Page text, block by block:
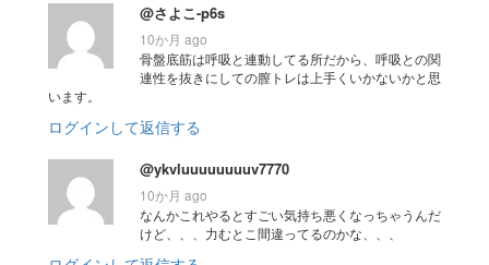
@さよこ-p6s
10か月 ago
骨盤底筋は呼吸と連動してる所だから、呼吸との関
連性を抜きにしての膣トレは上手くいかないかと思
います。
ログインして返信する
@ykvluuuuuuuuv7770
10か月 ago
なんかこれやるとすごい気持ち悪くなっちゃうんだ
けど、、、力むとこ間違ってるのかな、、、